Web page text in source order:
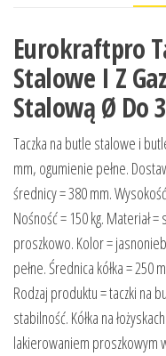
Eurokraftpro
Stalowe I Z
Stalową Ø Do
Taczka na butle stalowe i
mm, ogumienie pełne.
średnicy = 380 mm.
Nośność = 150 kg. Materiał
proszkowo. Kolor =
pełne. Średnica kółka = 250
Rodzaj produktu = taczki na
stabilność. Kółka na
lakierowaniem proszkowym